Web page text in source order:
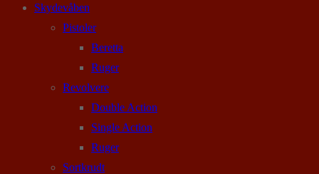
Skydevåben
Pistoler
Beretta
Ruger
Revolvere
Double Action
Single Action
Ruger
Sortkrudt